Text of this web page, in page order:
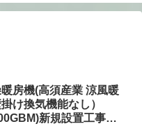
房機(高須産業 涼風暖
け換気機能なし）
新規設置工事